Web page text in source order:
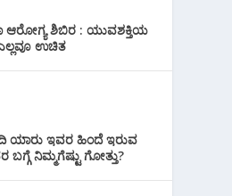
ಆರೋಗ್ಯ ಶಿಬಿರ : ಯುವಶಕ್ತಿಯ
ಉಚಿತ
ಯಾರು ಇವರ ಹಿಂದೆ ಇರುವ
ಬಗ್ಗೆ ನಿಮ್ಮಗೆಷ್ಟು ಗೋತ್ತು?